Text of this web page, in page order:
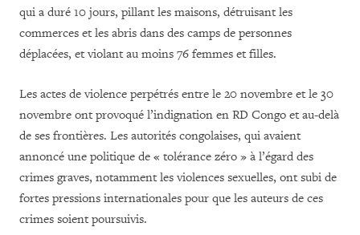
qui a duré 10 jours, pillant les maisons, détruisant les
commerces et les abris dans des camps de personnes
déplacées, et violant au moins 76 femmes et filles.
Les actes de violence perpétrés entre le 20 novembre et le 30
novembre ont provoqué l’indignation en RD Congo et au-delà
de ses frontières. Les autorités congolaises, qui avaient
annoncé une politique de « tolérance zéro » à l’égard des
crimes graves, notamment les violences sexuelles, ont subi de
fortes pressions internationales pour que les auteurs de ces
crimes soient poursuivis.